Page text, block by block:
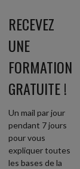
RECEVEZ
UNE
FORMATION
GRATUITE !
Un mail par jour
pendant 7 jours
pour vous
expliquer toutes
les bases de la